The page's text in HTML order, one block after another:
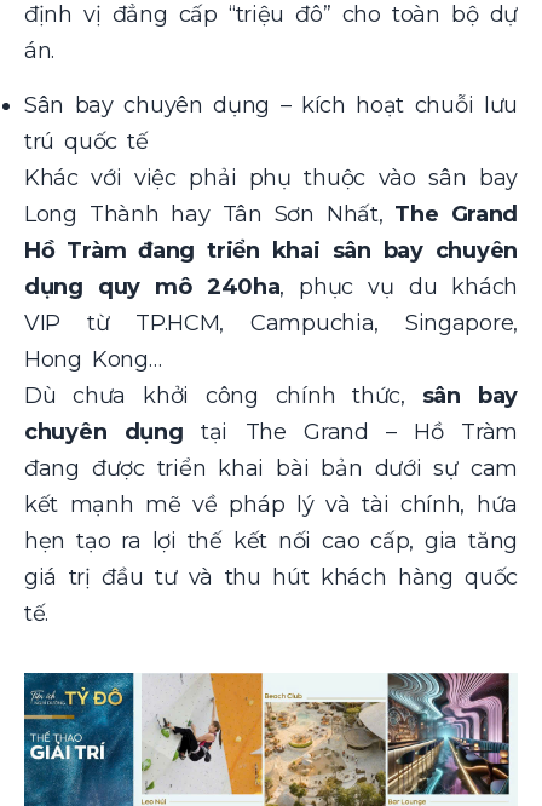
định vị đẳng cấp “triệu đô” cho toàn bộ dự
án.
Sân bay chuyên dụng – kích hoạt chuỗi lưu
trú quốc tế
Khác với việc phải phụ thuộc vào sân bay
Long Thành hay Tân Sơn Nhất, The Grand
Hồ Tràm đang triển khai sân bay chuyên
dụng quy mô 240ha, phục vụ du khách
VIP từ TP.HCM, Campuchia, Singapore,
Hong Kong…
Dù chưa khởi công chính thức, sân bay
chuyên dụng tại The Grand – Hồ Tràm
đang được triển khai bài bản dưới sự cam
kết mạnh mẽ về pháp lý và tài chính, hứa
hẹn tạo ra lợi thế kết nối cao cấp, gia tăng
giá trị đầu tư và thu hút khách hàng quốc
tế.